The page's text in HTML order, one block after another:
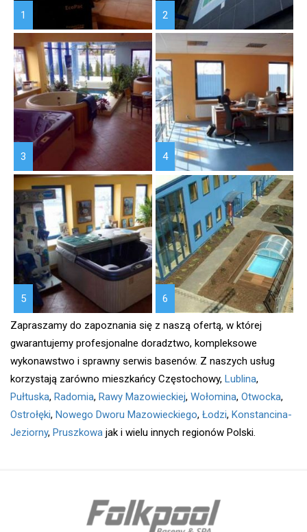
1 2
3 4
5 6
Zapraszamy do zapoznania się z naszą ofertą, w której
gwarantujemy profesjonalne doradztwo, kompleksowe
wykonawstwo i sprawny serwis basenów. Z naszych usług
korzystają zarówno mieszkańcy Częstochowy, Lublina,
Pułtuska, Radomia, Rawy Mazowieckiej, Wołomina, Otwocka,
Ostrołęki, Nowego Dworu Mazowieckiego, Łodzi, Konstancina-
Jeziorny, Pruszkowa jak i wielu innych regionów Polski.